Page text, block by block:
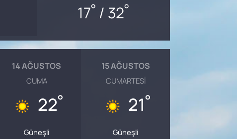
17° / 32°
14 AĞUSTOS
CUMA
22°
Güneşli
15 AĞUSTOS
CUMARTESI
21°
Güneşli